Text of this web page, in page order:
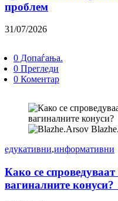
проблем
31/07/2026
0 Допаѓања.
0 Прегледи
0 Коментар
едукативни,информативни
Како се
вагиналните конуси?